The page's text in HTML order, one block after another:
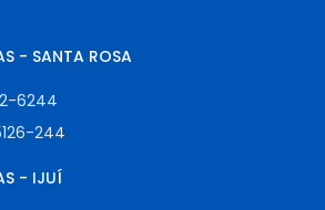
- SANTA ROSA
6244
244
- IJUÍ